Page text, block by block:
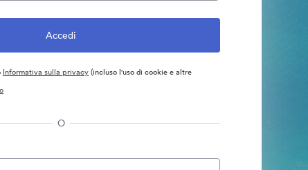
Informativa sulla privacy(incluso l'uso di cookie e altre
O